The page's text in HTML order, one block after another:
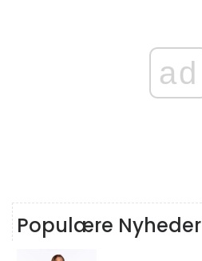
ad
Populære Nyheder